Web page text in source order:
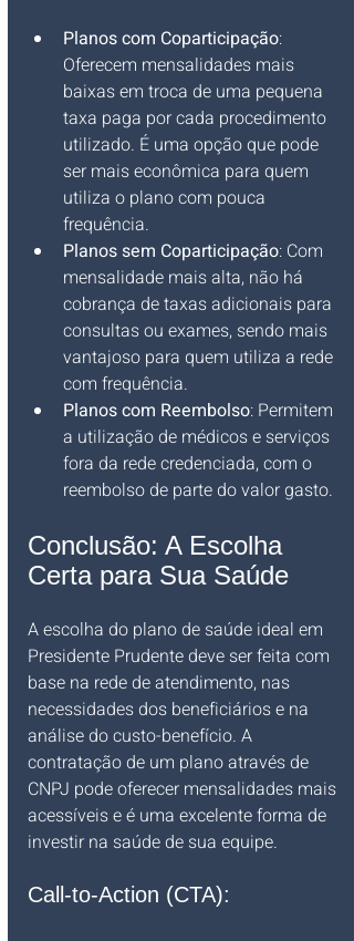
Planos com Coparticipação:
Oferecem mensalidades mais
baixas em troca de uma pequena
taxa paga por cada procedimento
utilizado. É uma opção que pode
ser mais econômica para quem
utiliza o plano com pouca
frequência.
Planos sem Coparticipação: Com
mensalidade mais alta, não há
cobrança de taxas adicionais para
consultas ou exames, sendo mais
vantajoso para quem utiliza a rede
com frequência.
Planos com Reembolso: Permitem
a utilização de médicos e serviços
fora da rede credenciada, com o
reembolso de parte do valor gasto.
Conclusão: A Escolha
Certa para Sua Saúde
A escolha do plano de saúde ideal em
Presidente Prudente deve ser feita com
base na rede de atendimento, nas
necessidades dos beneficiários e na
análise do custo-benefício. A
contratação de um plano através de
CNPJ pode oferecer mensalidades mais
acessíveis e é uma excelente forma de
investir na saúde de sua equipe.
Call-to-Action (CTA):